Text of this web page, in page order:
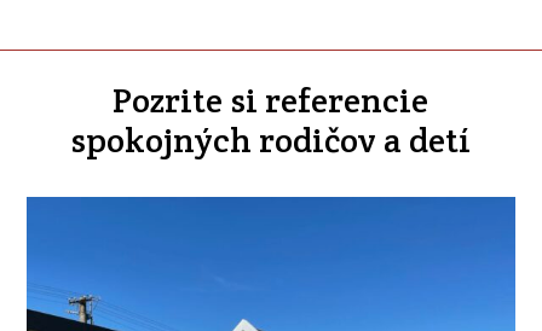
Pozrite si referencie
spokojných rodičov a detí